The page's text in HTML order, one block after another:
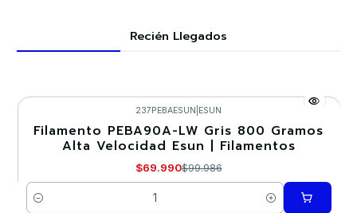
Recién Llegados
-30%
237PEBAESUN ESUN
Filamento PEBA90A-LW Gris 800 Gramos
Alta Velocidad Esun | Filamentos
$69.990$99.986
Cantidad